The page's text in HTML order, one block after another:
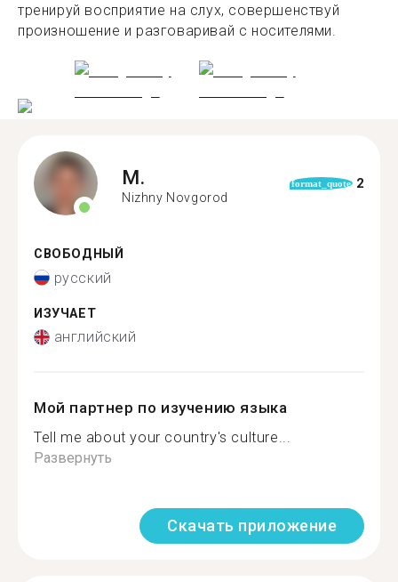
тренируй восприятие на слух, совершенствуй
произношение и разговаривай с носителями.
M.
Nizhny Novgorod
format_quote 2
СВОБОДНЫЙ
русский
ИЗУЧАЕТ
английский
Мой партнер по изучению языка
Tell me about your country's culture...
Развернуть
Скачать приложение